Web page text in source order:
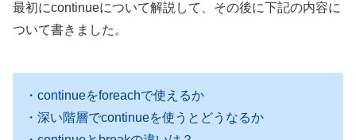
最初にcontinueについて解説して、その後に下記の内容に
ついて書きました。
・continueをforeachで使えるか
・深い階層でcontinueを使うとどうなるか